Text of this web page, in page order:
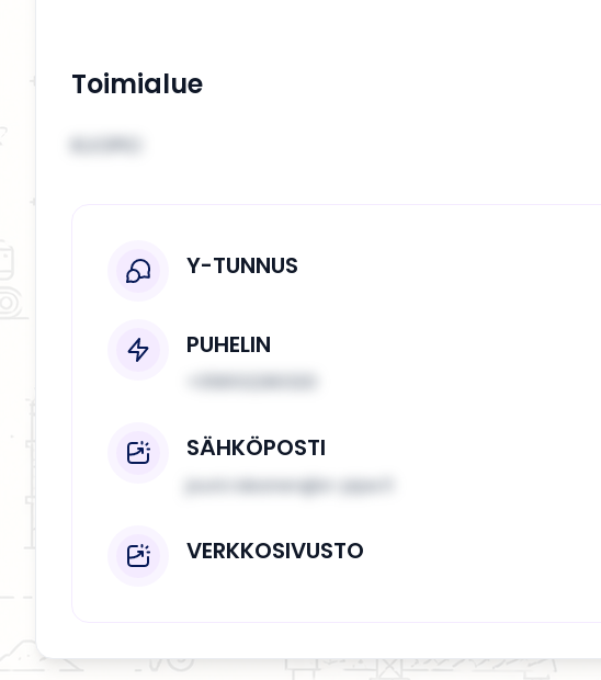
Toimialue
KUOPIO
Y-TUNNUS
PUHELIN
SÄHKÖPOSTI
jouni.raisanen@a-pipe.fi
VERKKOSIVUSTO